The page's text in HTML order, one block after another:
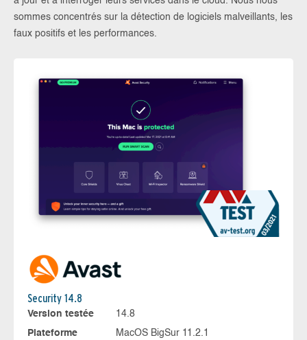
sommes concentrés sur la détection de logiciels malveillants, les
faux positifs et les performances.
Security 14.8
Version testée
14.8
Plateforme
MacOS BigSur 11.2.1